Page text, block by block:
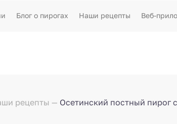
Блог о пирогах Наши рецепты Веб-
рецепты Осетинский постный пирог